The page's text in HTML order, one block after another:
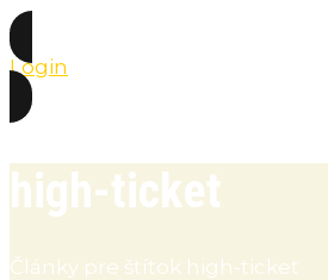
Login
high-ticket
Články pre štítok high-ticket